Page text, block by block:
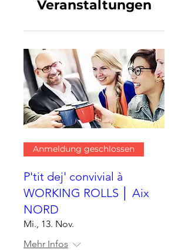
Veranstaltungen
Anmeldung geschlossen
P'tit dej' convivial à
WORKING ROLLS │ Aix
NORD
Mi., 13. Nov.
Mehr Infos